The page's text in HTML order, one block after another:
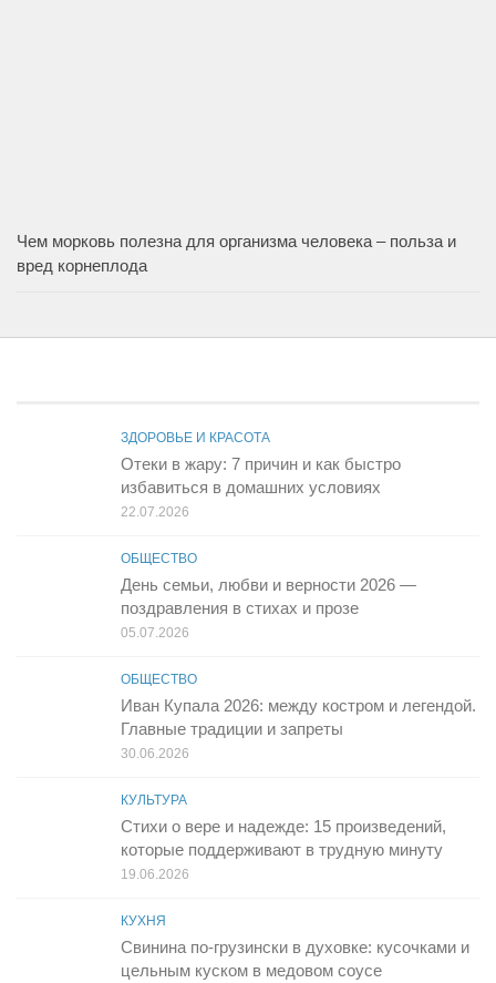
Чем морковь полезна для организма человека – польза и
вред корнеплода
ЗДОРОВЬЕ И КРАСОТА
Отеки в жару: 7 причин и как быстро
избавиться в домашних условиях
22.07.2026
ОБЩЕСТВО
День семьи, любви и верности 2026 —
поздравления в стихах и прозе
05.07.2026
ОБЩЕСТВО
Иван Купала 2026: между костром и легендой.
Главные традиции и запреты
30.06.2026
КУЛЬТУРА
Стихи о вере и надежде: 15 произведений,
которые поддерживают в трудную минуту
19.06.2026
КУХНЯ
Свинина по-грузински в духовке: кусочками и
цельным куском в медовом соусе